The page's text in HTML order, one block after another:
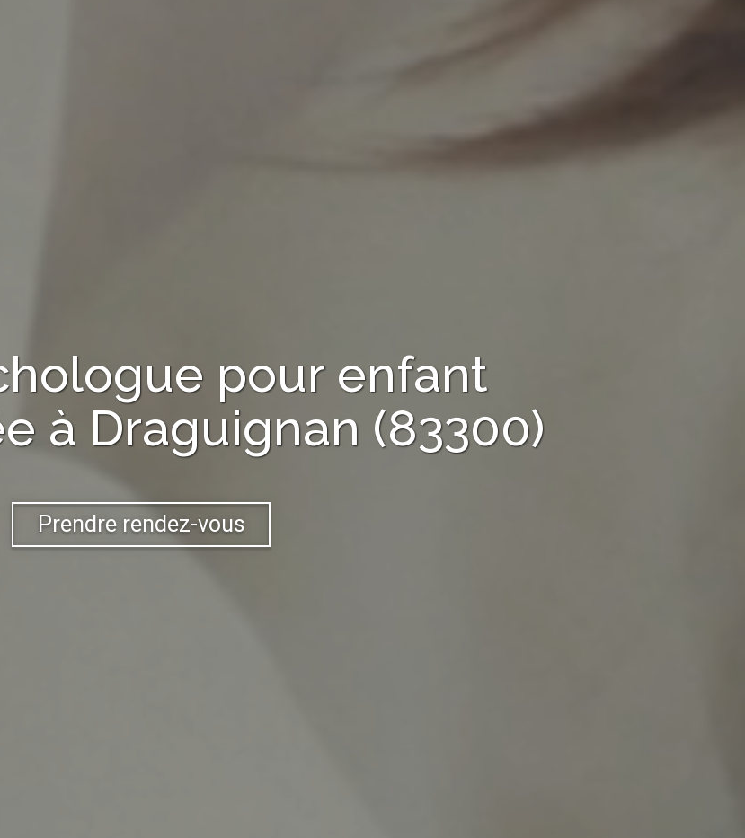
pour enfant
à Draguignan (83300)
Prendre rendez-vous